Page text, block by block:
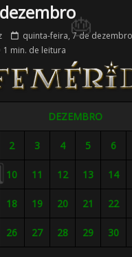
quinta-feira, 7 de
1 min. de leitura
DEZEMBRO
2 3 4 5 6
10 11 12 13 14
18 19 20 21 22
26 27 28 29 30
⚡